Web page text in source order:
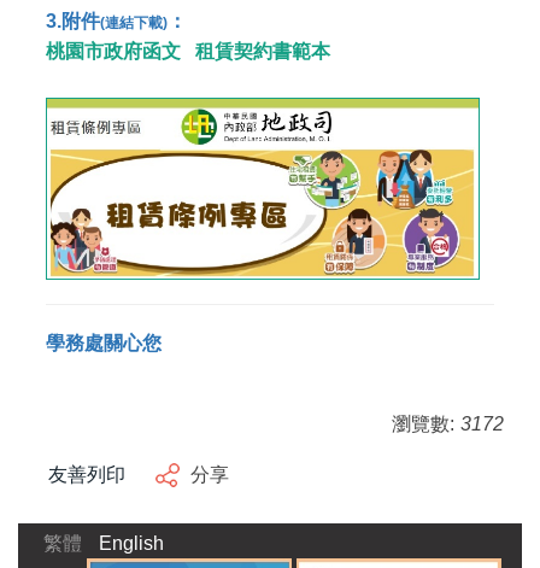
3.附件(連結下載) ：
桃園市政府函文
租賃契約書範本
學務處關心您
瀏覽數: 3172
友善列印 分享
繁體 English